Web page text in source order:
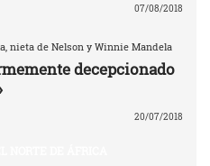
07/08/2018
nieta de Nelson y Winnie Mandela
decepcionado
20/07/2018